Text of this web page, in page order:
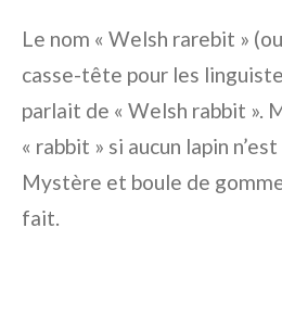
Le nom « Welsh rarebit »
casse-tête pour les
parlait de « Welsh rabbit ».
« rabbit » si aucun lapin
Mystère et boule de
fait.